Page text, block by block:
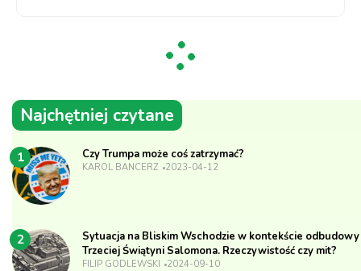
Najchętniej czytane
1 Czy Trumpa może coś zatrzymać?
KAROL BANCERZ 2023-04-12
2
Sytuacja na Bliskim Wschodzie w kontekście odbudowy
Trzeciej Świątyni Salomona. Rzeczywistość czy mit?
FILIP GODLEWSKI 2024-09-10